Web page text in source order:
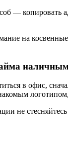
— копировать
на
в офис,
не